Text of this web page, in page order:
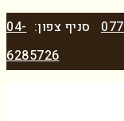
סניף צפון:04-
6285726